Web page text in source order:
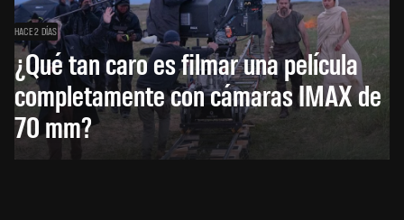
HACE 2 DÍAS
¿Qué tan caro es filmar una película
completamente con cámaras IMAX de
70 mm?